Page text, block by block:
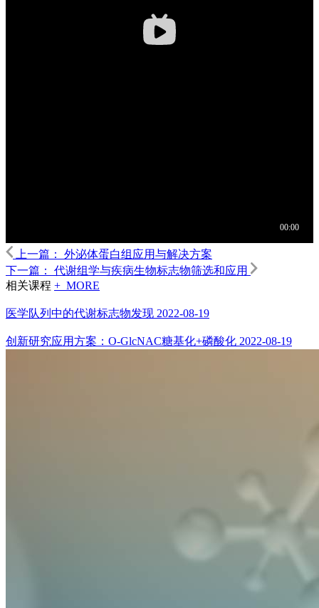
上一篇：
外泌体蛋白组应用与解决方案
下一篇：
代谢组学与疾病生物标志物筛选和应用
相关课程 + MORE
医学队列中的代谢标志物发现 2022-08-19
创新研究应用方案：O-GlcNAC糖基化+磷酸化 2022-08-19